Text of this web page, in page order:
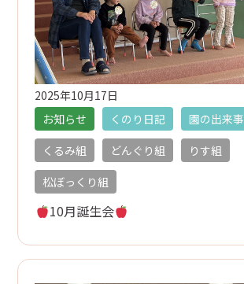
2025年10月17日
お知らせ
くのり日記
園の出来事
くるみ組
どんぐり組
りす組
松ぼっくり組
10月誕生会